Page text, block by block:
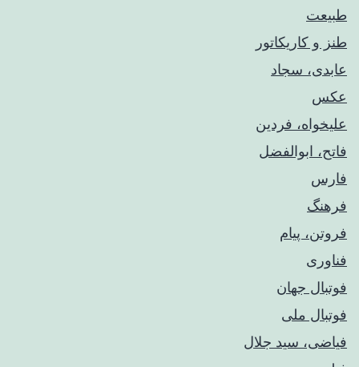
طبیعت
طنز و کاریکاتور
عابدی، سجاد
عکس
علیخواه، فردین
فاتح، ابوالفضل
فارس
فرهنگ
فروتن، پیام
فناوری
فوتبال جهان
فوتبال ملی
فیاضی، سید جلال